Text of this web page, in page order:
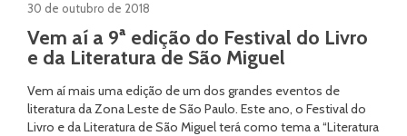
30 de outubro de 2018
Vem aí a 9ª edição do Festival do Livro
e da Literatura de São Miguel
Vem aí mais uma edição de um dos grandes eventos de
literatura da Zona Leste de São Paulo. Este ano, o Festival do
Livro e da Literatura de São Miguel terá como tema a “Literatura